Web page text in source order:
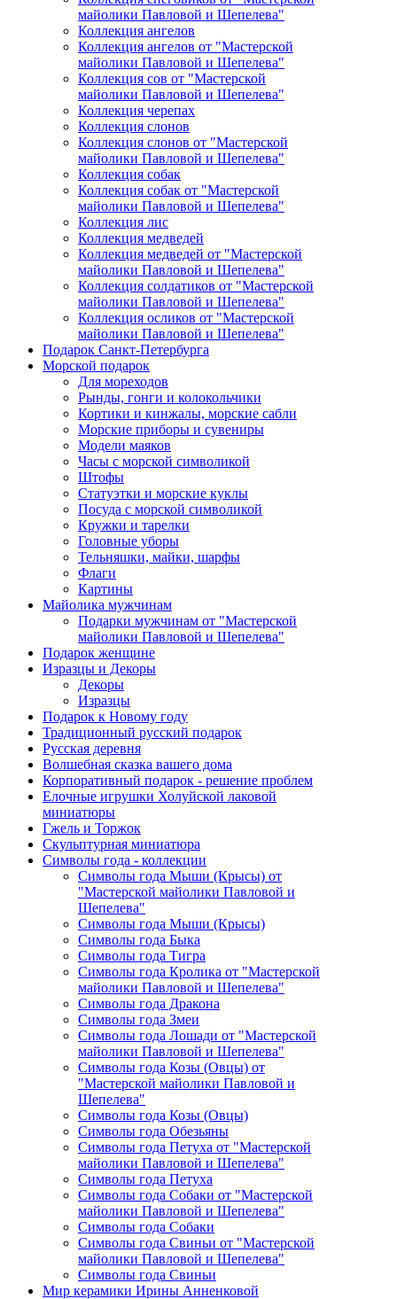
майолики Павловой и Шепелева"
Коллекция ангелов
Коллекция ангелов от "Мастерской
майолики Павловой и Шепелева"
Коллекция сов от "Мастерской
майолики Павловой и Шепелева"
Коллекция черепах
Коллекция слонов
Коллекция слонов от "Мастерской
майолики Павловой и Шепелева"
Коллекция собак
Коллекция собак от "Мастерской
майолики Павловой и Шепелева"
Коллекция лис
Коллекция медведей
Коллекция медведей от "Мастерской
майолики Павловой и Шепелева"
Коллекция солдатиков от "Мастерской
майолики Павловой и Шепелева"
Коллекция осликов от "Мастерской
майолики Павловой и Шепелева"
Подарок Санкт-Петербурга
Морской подарок
Для мореходов
Рынды, гонги и колокольчики
Кортики и кинжалы, морские сабли
Морские приборы и сувениры
Модели маяков
Часы с морской символикой
Штофы
Статуэтки и морские куклы
Посуда с морской символикой
Кружки и тарелки
Головные уборы
Тельняшки, майки, шарфы
Флаги
Картины
Майолика мужчинам
Подарки мужчинам от "Мастерской
майолики Павловой и Шепелева"
Подарок женщине
Изразцы и Декоры
Декоры
Изразцы
Подарок к Новому году
Традиционный русский подарок
Русская деревня
Волшебная сказка вашего дома
Корпоративный подарок - решение проблем
Елочные игрушки Холуйской лаковой
миниатюры
Гжель и Торжок
Скульптурная миниатюра
Символы года - коллекции
Символы года Мыши (Крысы) от
"Мастерской майолики Павловой и
Шепелева"
Символы года Мыши (Крысы)
Символы года Быка
Символы года Тигра
Символы года Кролика от "Мастерской
майолики Павловой и Шепелева"
Символы года Дракона
Символы года Змеи
Символы года Лошади от "Мастерской
майолики Павловой и Шепелева"
Символы года Козы (Овцы) от
"Мастерской майолики Павловой и
Шепелева"
Символы года Козы (Овцы)
Символы года Обезьяны
Символы года Петуха от "Мастерской
майолики Павловой и Шепелева"
Символы года Петуха
Символы года Собаки от "Мастерской
майолики Павловой и Шепелева"
Символы года Собаки
Символы года Свиньи от "Мастерской
майолики Павловой и Шепелева"
Символы года Свиньи
Мир керамики Ирины Анненковой